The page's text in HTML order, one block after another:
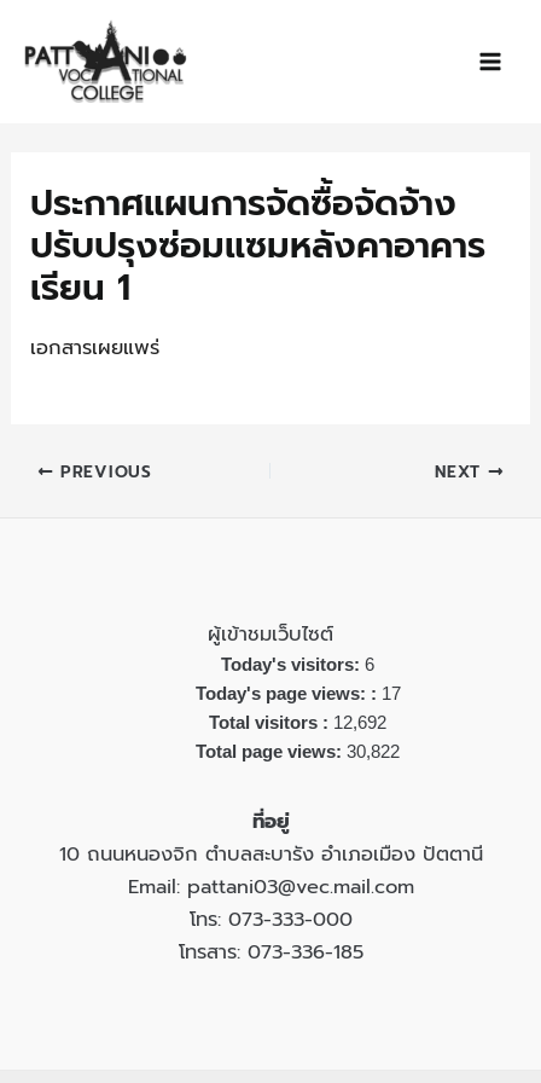
content
ประกาศแผนการจัดซื้อจัดจ้าง
ปรับปรุงซ่อมแซมหลังคาอาคาร
เรียน 1
เอกสารเผยแพร่
navigation
PREVIOUS NEXT
ผู้เข้าชมเว็บไซต์
Today's visitors: 6
Today's page views: : 17
Total visitors : 12,692
Total page views: 30,822
ที่อยู่
10 ถนนหนองจิก ตำบลสะบารัง อำเภอเมือง ปัตตานี
Email: pattani03@vec.mail.com
โทร: 073-333-000
โทรสาร: 073-336-185